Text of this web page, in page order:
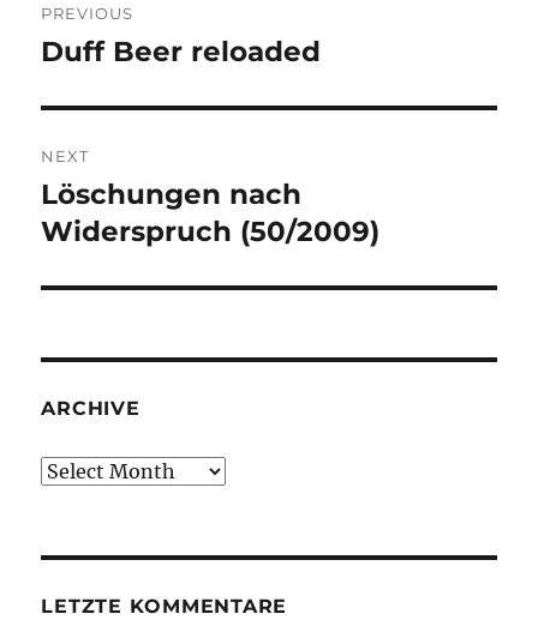
navigation
PREVIOUS
Previous
Duff Beer reloaded
NEXT
Next
post:
Löschungen nach
Widerspruch (50/2009)
ARCHIVE
Archive
LETZTE KOMMENTARE